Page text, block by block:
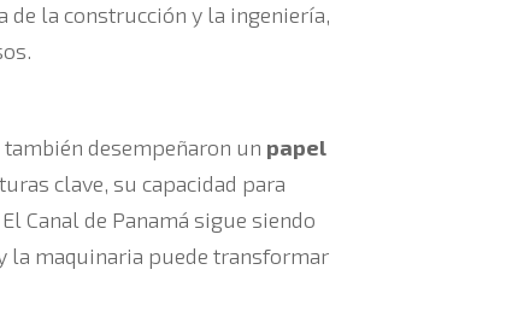
la construcción y la ingeniería,
desempeñaron un papel
clave, su capacidad para
Canal de Panamá sigue siendo
la maquinaria puede transformar